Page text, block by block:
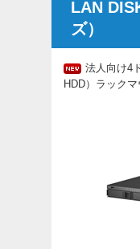
LAN
ズ）
法人向け4
HDD）ラックマ